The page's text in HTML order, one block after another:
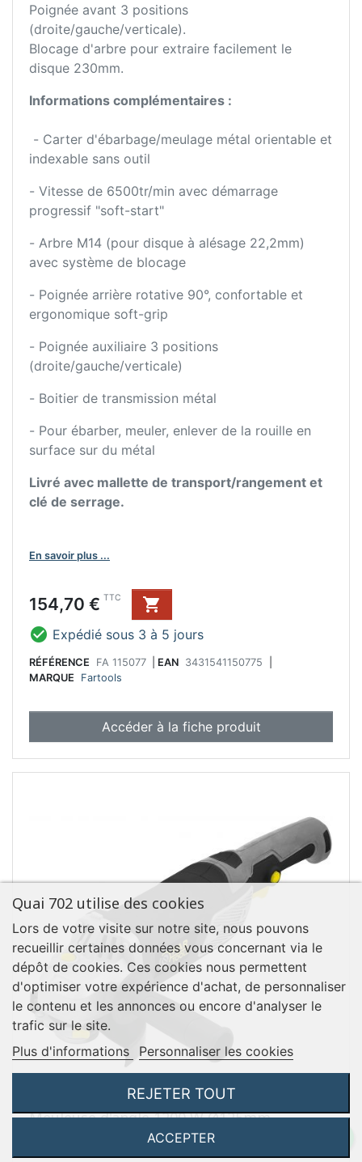
Poignée avant 3 positions
(droite/gauche/verticale).
Blocage d'arbre pour extraire facilement le
disque 230mm.
Informations complémentaires :
- Carter d'ébarbage/meulage métal orientable et
indexable sans outil
- Vitesse de 6500tr/min avec démarrage
progressif "soft-start"
- Arbre M14 (pour disque à alésage 22,2mm)
avec système de blocage
- Poignée arrière rotative 90°, confortable et
ergonomique soft-grip
- Poignée auxiliaire 3 positions
(droite/gauche/verticale)
- Boitier de transmission métal
- Pour ébarber, meuler, enlever de la rouille en
surface sur du métal
Livré avec mallette de transport/rangement et
clé de serrage.
En savoir plus ...
Prix
154,70 € TTC

 Expédié sous 3 à 5 jours
RÉFÉRENCE FA 115077 EAN 3431541150775
MARQUE
Fartools
Accéder à la fiche produit
Meuleuse d'angle 1200 W Ø125mm
Code Fartools : KH 125D
Quai 702 utilise des cookies
Lors de votre visite sur notre site, nous pouvons
recueillir certaines données vous concernant via le
dépôt de cookies. Ces cookies nous permettent
d'optimiser votre expérience d'achat, de personnaliser
le contenu et les annonces ou encore d'analyser le
trafic sur le site.
Plus d'informations
Personnaliser les cookies
REJETER TOUT
ACCEPTER